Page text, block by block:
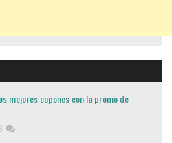
mejores cupones con la promo de